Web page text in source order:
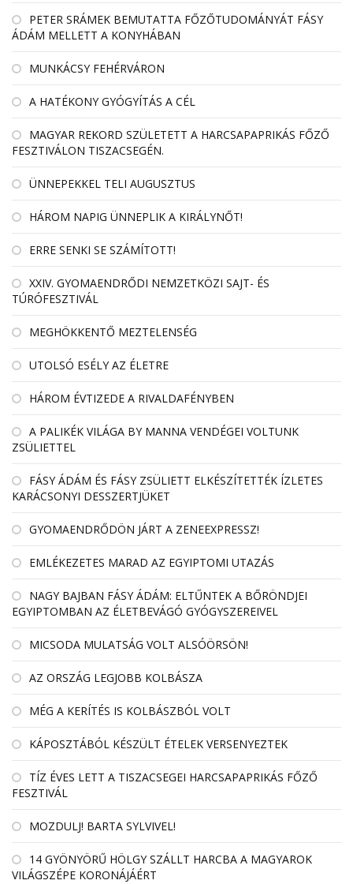
PETER SRÁMEK BEMUTATTA FŐZŐTUDOMÁNYÁT FÁSY
ÁDÁM MELLETT A KONYHÁBAN
MUNKÁCSY FEHÉRVÁRON
A HATÉKONY GYÓGYÍTÁS A CÉL
MAGYAR REKORD SZÜLETETT A HARCSAPAPRIKÁS FŐZŐ
FESZTIVÁLON TISZACSEGÉN.
ÜNNEPEKKEL TELI AUGUSZTUS
HÁROM NAPIG ÜNNEPLIK A KIRÁLYNŐT!
ERRE SENKI SE SZÁMÍTOTT!
XXIV. GYOMAENDRŐDI NEMZETKÖZI SAJT- ÉS
TÚRÓFESZTIVÁL
MEGHÖKKENTŐ MEZTELENSÉG
UTOLSÓ ESÉLY AZ ÉLETRE
HÁROM ÉVTIZEDE A RIVALDAFÉNYBEN
A PALIKÉK VILÁGA BY MANNA VENDÉGEI VOLTUNK
ZSÜLIETTEL
FÁSY ÁDÁM ÉS FÁSY ZSÜLIETT ELKÉSZÍTETTÉK ÍZLETES
KARÁCSONYI DESSZERTJÜKET
GYOMAENDRŐDÖN JÁRT A ZENEEXPRESSZ!
EMLÉKEZETES MARAD AZ EGYIPTOMI UTAZÁS
NAGY BAJBAN FÁSY ÁDÁM: ELTŰNTEK A BŐRÖNDJEI
EGYIPTOMBAN AZ ÉLETBEVÁGÓ GYÓGYSZEREIVEL
MICSODA MULATSÁG VOLT ALSÓÖRSÖN!
AZ ORSZÁG LEGJOBB KOLBÁSZA
MÉG A KERÍTÉS IS KOLBÁSZBÓL VOLT
KÁPOSZTÁBÓL KÉSZÜLT ÉTELEK VERSENYEZTEK
TÍZ ÉVES LETT A TISZACSEGEI HARCSAPAPRIKÁS FŐZŐ
FESZTIVÁL
MOZDULJ! BARTA SYLVIVEL!
14 GYÖNYÖRŰ HÖLGY SZÁLLT HARCBA A MAGYAROK
VILÁGSZÉPE KORONÁJÁÉRT